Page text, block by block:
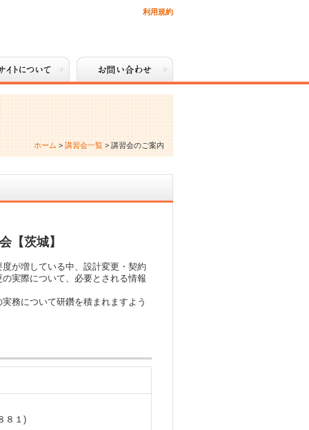
利用規約
ホーム>講習会一覧> 講習会のご案内
【茨城】
が増している中、設計変更・契約
実際について、必要とされる情報
務について研鑽を積まれますよう
８１)